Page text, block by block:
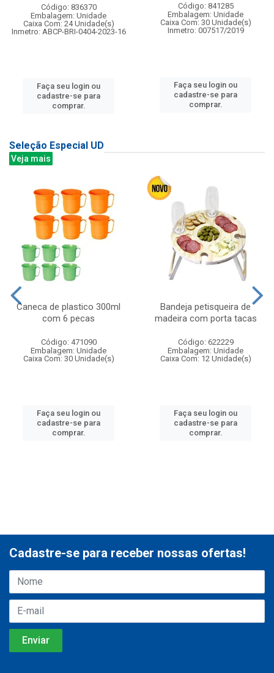
Código: 836370
Embalagem: Unidade
Caixa Com: 24 Unidade(s)
Inmetro: ABCP-BRI-0404-2023-16
Faça seu login ou
cadastre-se para
comprar.
Código: 841285
Embalagem: Unidade
Caixa Com: 30 Unidade(s)
Inmetro: 007517/2019
Faça seu login ou
cadastre-se para
comprar.
Seleção Especial UD
Veja mais
Caneca de plastico 300ml
com 6 pecas
Código: 471090
Embalagem: Unidade
Caixa Com: 30 Unidade(s)
Faça seu login ou
cadastre-se para
comprar.
Bandeja petisqueira de
madeira com porta tacas
Código: 622229
Embalagem: Unidade
Caixa Com: 12 Unidade(s)
Faça seu login ou
cadastre-se para
comprar.
Cadastre-se para receber nossas ofertas!